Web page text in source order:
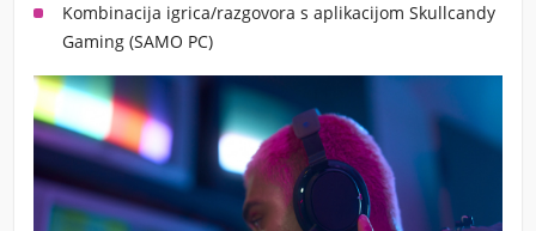
Kombinacija igrica/razgovora s aplikacijom Skullcandy
Gaming (SAMO PC)